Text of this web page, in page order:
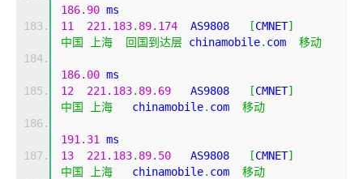
186.90 ms
11
221.183. 89.174
  AS9808
[CMNET]
中国
上海 回国到达层 chinamobile. com 移动
186.00 ms
12
221.183. 89.69
   AS9808
[CMNET]
中国
上海
   chinamobile
. com 移动
191.31
ms
13
221.183. 89.50
   AS9808
[CMNET]
中国
上海
   chinamobile
. com 移动